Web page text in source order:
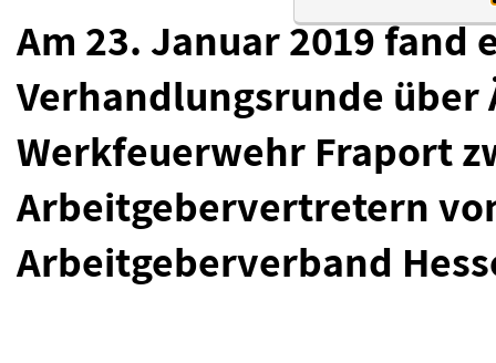
Am 23. Januar 2019 fand
Verhandlungsrunde über
Werkfeuerwehr Fraport
Arbeitgebervertretern
Arbeitgeberverband